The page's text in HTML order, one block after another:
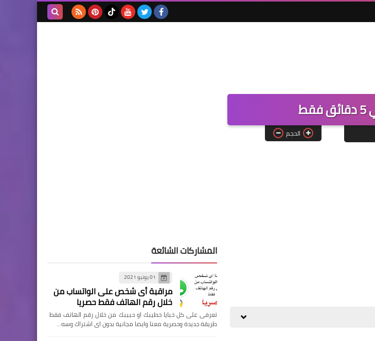
الحجم
المشاركات الشائعة
01 يونيو 2021
مراقبة أى شخص على الواتساب من
خلال رقم الهاتف فقط حصريا
تعرفى على كل خبايا خطيبك او حبيبك من خلال رقم الهاتف فقط
طريقة جديدة وحصرية معنا وايضا مجانية بدون اى اشتراك وسه…